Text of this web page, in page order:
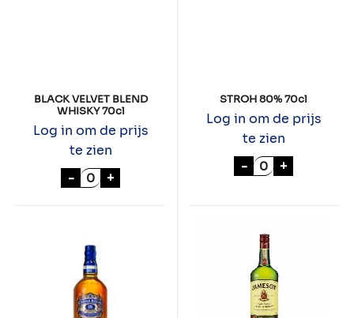
BLACK VELVET BLEND
WHISKY 70cl
Log in om de prijs
te zien
- BLACK VELVET BLEND WHISKY 70cl aantal
+
STROH 80% 70cl
Log in om de prijs
te zien
- STROH 80%
+